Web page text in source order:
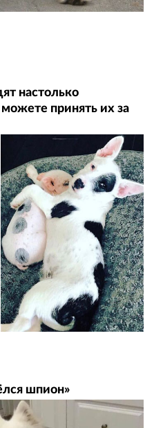
настолько
принять их за
шпион»